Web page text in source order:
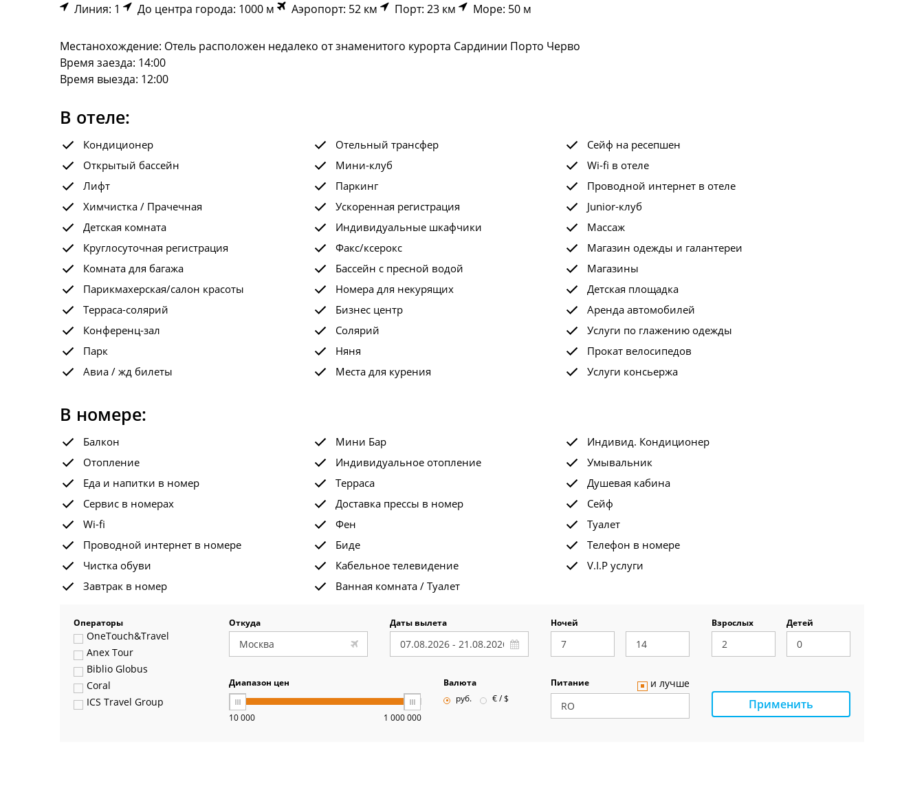
Линия: 1 До центра города: 1000 м Аэропорт: 52 км Порт: 23 км Море: 50 м
Местанохождение: Отель расположен недалеко от знаменитого курорта Сардинии Порто Черво
Время заезда: 14:00
Время выезда: 12:00
В отеле:
Кондиционер Отельный трансфер
Сейф на ресепшен
Открытый бассейн
Мини-клуб
Wi-fi в отеле
Лифт
Паркинг
Проводной интернет в отеле
Химчистка / Прачечная
Ускоренная регистрация
Junior-клуб
Детская комната
Индивидуальные шкафчики
Массаж
Круглосуточная регистрация
Факс/ксерокс
Магазин одежды и галантереи
Комната для багажа
Бассейн с пресной водой
Магазины
Парикмахерская/салон красоты
Номера для некурящих
Детская площадка
Терраса-солярий
Бизнес центр
Аренда автомобилей
Конференц-зал
Солярий
Услуги по глажению одежды
Парк
Няня
Прокат велосипедов
Авиа / жд билеты
Места для курения Услуги консьержа
В номере:
Балкон Мини Бар
Индивид. Кондиционер
Отопление
Индивидуальное отопление
Умывальник
Еда и напитки в номер
Терраса
Душевая кабина
Сервис в номерах
Доставка прессы в номер
Сейф
Wi-fi
Фен
Туалет
Проводной интернет в номере
Биде
Телефон в номере
Чистка обуви
Кабельное телевидение
V.I.P услуги
Завтрак в номер
Ванная комната / Туалет
Операторы
OneTouch&Travel
Anex Tour
Biblio Globus
Coral
ICS Travel Group
Откуда Даты вылета Ночей Взрослых Детей
Диапазон цен
10 000 1 000 000
Валюта
руб.
€ / $
Питание и лучше
Применить